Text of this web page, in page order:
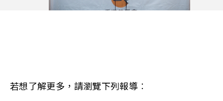
若想了解更多，請瀏覽下列報導︰